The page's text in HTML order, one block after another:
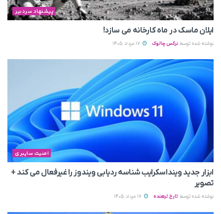
پیشنهاد سردبیر
ایلان ماسک در ماه کارخانه می سازد!
نوشته شده توسط نرگس چالوک
امنیت سایبری
ابزار جدید وینداسکرایب شناسه ردیابی ویندوز را غیرفعال می‌ کند +
تصویر
نوشته شده توسط تارخ ترهنده